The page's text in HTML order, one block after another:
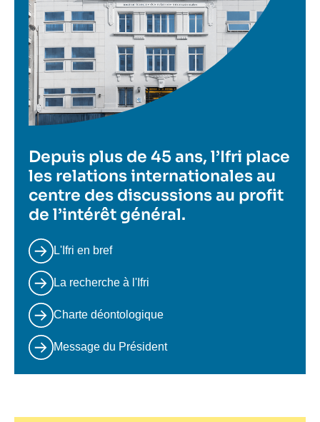
Depuis plus de 45 ans, l’Ifri place
les relations internationales au
centre des discussions au profit
de l’intérêt général.
L'Ifri en bref
La recherche à l'Ifri
Charte déontologique
Message du Président